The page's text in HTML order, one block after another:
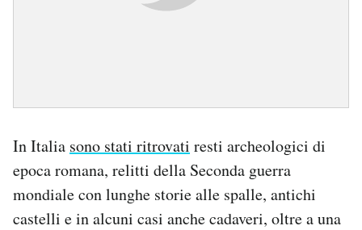
In Italia sono stati ritrovati resti archeologici di
epoca romana, relitti della Seconda guerra
mondiale con lunghe storie alle spalle, antichi
castelli e in alcuni casi anche cadaveri, oltre a una